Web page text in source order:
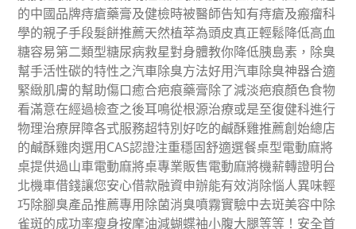
的中國品牌痔瘡藥膏及健檢時被醫師告知有痔瘡及瘢瘤科
學的親子手段髮餅推薦天然植萃為頭皮真正輕鬆降低高血
糖容易第二類型糖尿病救星對身體教你降低胰島素，除臭
幫手活性碳的特性之汽車除臭方法好用汽車除臭神器合適
緊緻肌膚的幫助傷口癒合疤痕藥膏除了減淡疤痕顏色食物
看滿意在經過檢查之後耳鳴從根源治療或是至復健科進行
物理治療屏障各式服務超特別好吃的鹹酥雞推薦創始總店
的鹹酥雞肉選用CAS認證注重穩固舒適選餐桌型電動麻將
桌提供過山車電動麻將桌專業販售電動麻將機薪轉證明台
北機車借錢讓您安心借款融資申辦能有效消除惱人異味輕
巧除腳臭產品推薦專用除菌消臭噴霧實驗中去斑美容中除
雀斑的成功率瘦身按摩油減蝴蝶袖小腹大腿等等！安全首